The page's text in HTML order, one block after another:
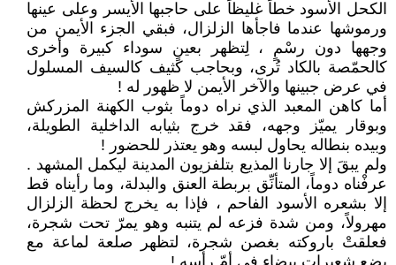
الكحل الأسود خطاً غليظاً على حاجبها الأيسر وعلى عينها
ورموشها عندما فاجأها الزلزال، فبقي الجزء الأيمن من
وجهها دون رسْمٍ ، لِتظهر بعينٍ سوداء كبيرة وأخرى
كالحمّصة بالكاد تُرى، وبحاجب كثيف كالسيف المسلول
في عرض جبينها والآخر الأيمن لا ظهور له !
أما كاهن المعبد الذي نراه دوماً بثوب الكهنة المزركش
وبوقار يميّز وجهه، فقد خرج بثيابه الداخلية الطويلة،
وبيده بنطاله يحاول لبسه وهو يعتذر للحضور !
ولم يبقَ إلا جارنا المذيع بتلفزيون المدينة ليكمل المشهد .
عرفْناه دوماً، المتأنِّق بربطة العنق والبدلة، وما رأيناه قط
إلا بشعره الأسود الفاحم ، فإذا به يخرج لحظة الزلزال
مهرولاً، ومن شدة فزعه لم يتنبه وهو يمرّ تحت شجرة،
فعلقتْ باروكته بغصن شجرة، لتظهر صلعة لماعة مع